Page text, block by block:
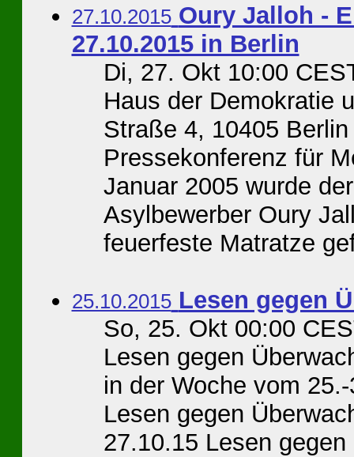
27.10.2015 Oury Jalloh -
27.10.2015 in Berlin
Di, 27. Okt 10:00
Haus der Demokratie
Straße 4, 10405 Berlin
Pressekonferenz für
Januar 2005 wurde
Asylbewerber Oury
feuerfeste Matratze
25.10.2015 Lesen gegen
So, 25. Okt 00:00
Lesen gegen
in der Woche vom
Lesen gegen
27.10.15 Lesen gegen